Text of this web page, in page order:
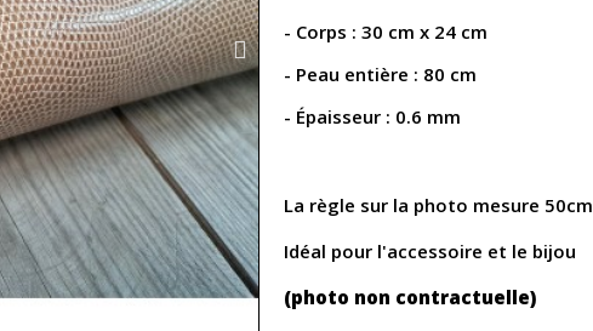
- Corps : 30 cm x 24 cm
- Peau entière : 80 cm
- Épaisseur : 0.6 mm
La règle sur la photo mesure 50cm
Idéal pour l'accessoire et le bijou
(photo non contractuelle)